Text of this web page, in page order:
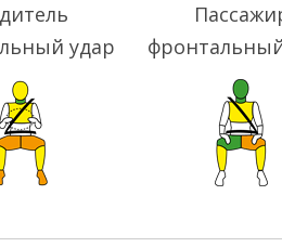
удар